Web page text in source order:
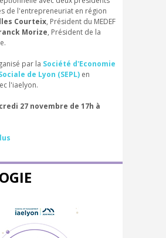
de l'entrepreneuriat en région
Courteix, Président du MEDEF
Morize, Président de la
par la Société d'Economie
de Lyon (SEPL) en
l'iaelyon.
27 novembre de 17h à